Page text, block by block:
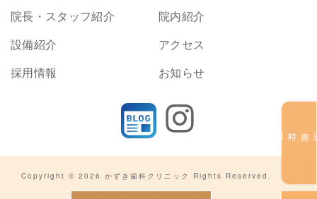
院長・スタッフ紹介
院内紹介
設備紹介
アクセス
採用情報
お知らせ
Copyright © 2026 かずき歯科クリニック Rights Reserved.